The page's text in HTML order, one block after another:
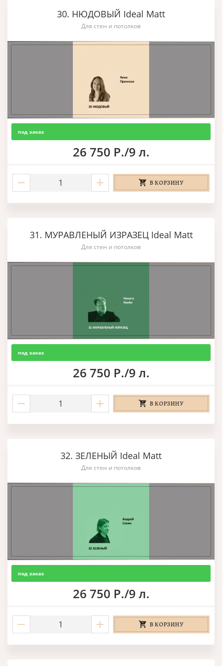
30. НЮДОВЫЙ Ideal Matt
Для стен и потолков
под заказ
26 750 Р./9 л.
В КОРЗИНУ
31. МУРАВЛЕНЫЙ ИЗРАЗЕЦ Ideal Matt
Для стен и потолков
под заказ
26 750 Р./9 л.
В КОРЗИНУ
32. ЗЕЛЕНЫЙ Ideal Matt
Для стен и потолков
под заказ
26 750 Р./9 л.
В КОРЗИНУ